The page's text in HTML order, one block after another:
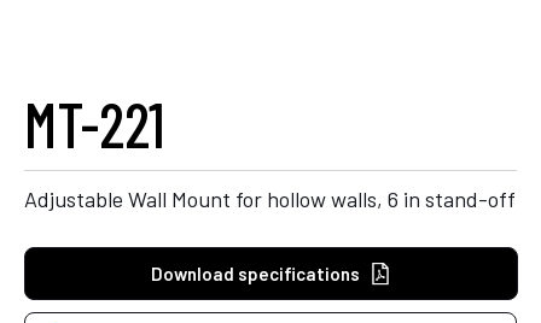
MT-221
Adjustable Wall Mount for hollow walls, 6 in stand-off
Download specifications